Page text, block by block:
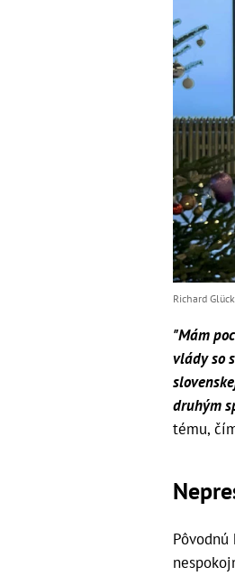
Richard
"Mám
vlády so
druhým
tému,